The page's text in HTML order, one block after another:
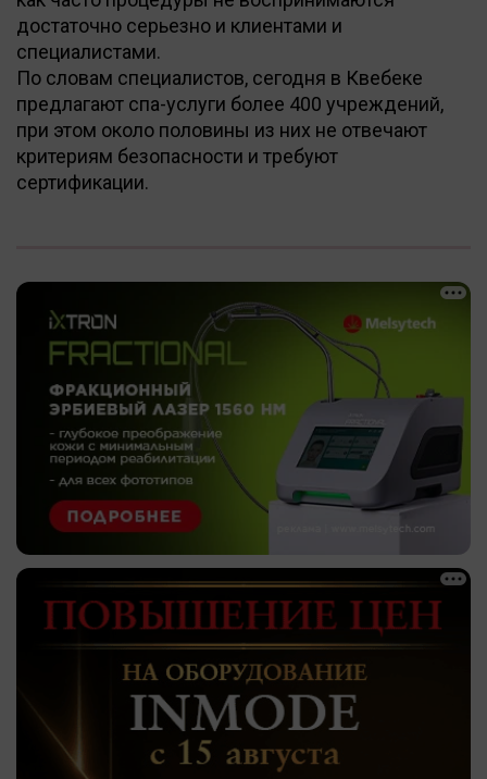
достаточно серьезно и клиентами и
специалистами.
По словам специалистов, сегодня в Квебеке
предлагают спа-услуги более 400 учреждений,
при этом около половины из них не отвечают
критериям безопасности и требуют
сертификации.